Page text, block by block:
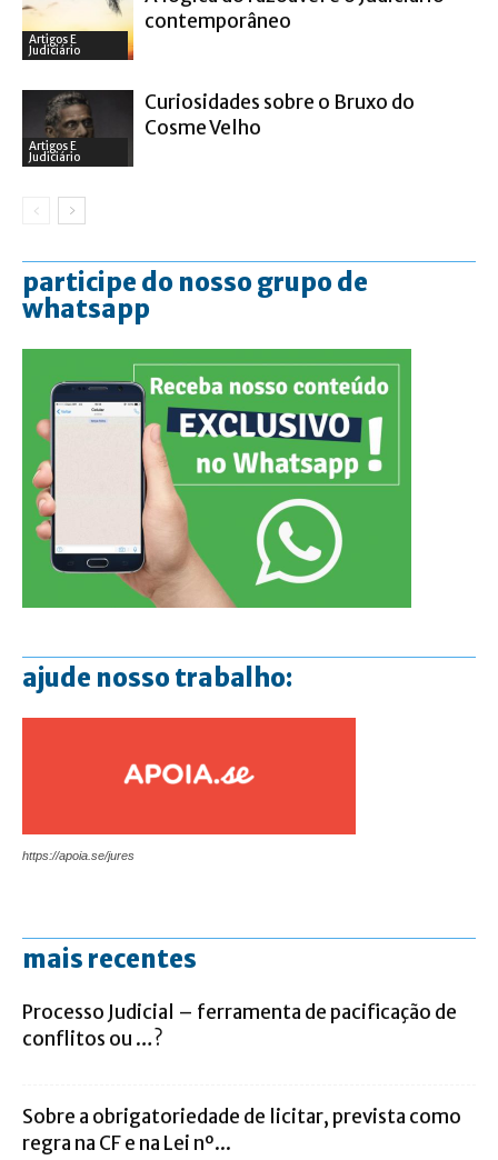
Artigos E
Judiciário
contemporâneo
Artigos E
Judiciário
Curiosidades sobre o Bruxo do
Cosme Velho
participe do nosso grupo de
whatsapp
ajude nosso trabalho:
https://apoia.se/jures
mais recentes
Processo Judicial – ferramenta de pacificação de
conflitos ou …?
Sobre a obrigatoriedade de licitar, prevista como
regra na CF e na Lei nº...